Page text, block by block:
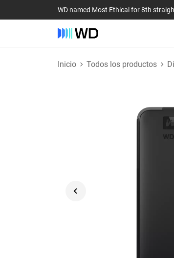
WD named Most Ethical for 8th
Inicio Todos los productos